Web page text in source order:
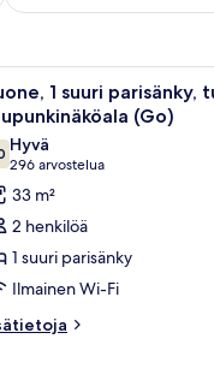
sohva, nojatuoleja,
4
1 suuri
(Go)
kautta 10
Hyvä
296 arvostelua
(296
arvostelua)
33 m²
2 henkilöä
1 suuri parisänky
Ilmainen Wi-Fi